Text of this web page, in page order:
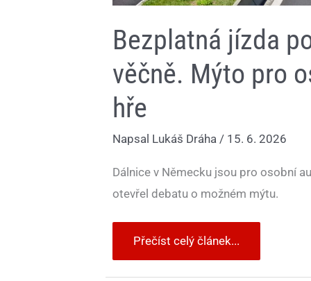
Bezplatná jízda
věčně. Mýto pro
hře
Napsal Lukáš Dráha / 15. 6. 2026
Dálnice v Německu jsou pro osobní
otevřel debatu o možném mýtu.
Přečíst celý článek...